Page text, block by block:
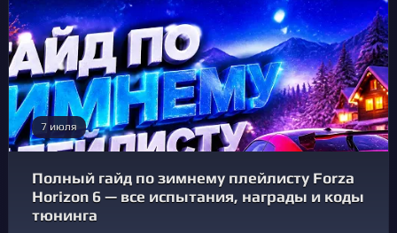
7 июля
Полный гайд по зимнему плейлисту Forza
Horizon 6 — все испытания, награды и коды
тюнинга